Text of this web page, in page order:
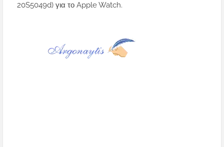
20S5049d) για το Apple Watch.